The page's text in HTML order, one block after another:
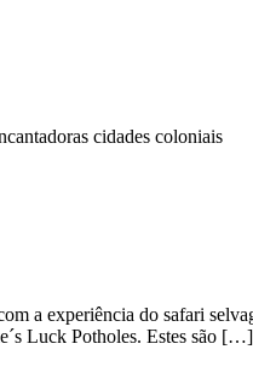
cidades coloniais
a experiência do safari
Luck Potholes. Estes são […]